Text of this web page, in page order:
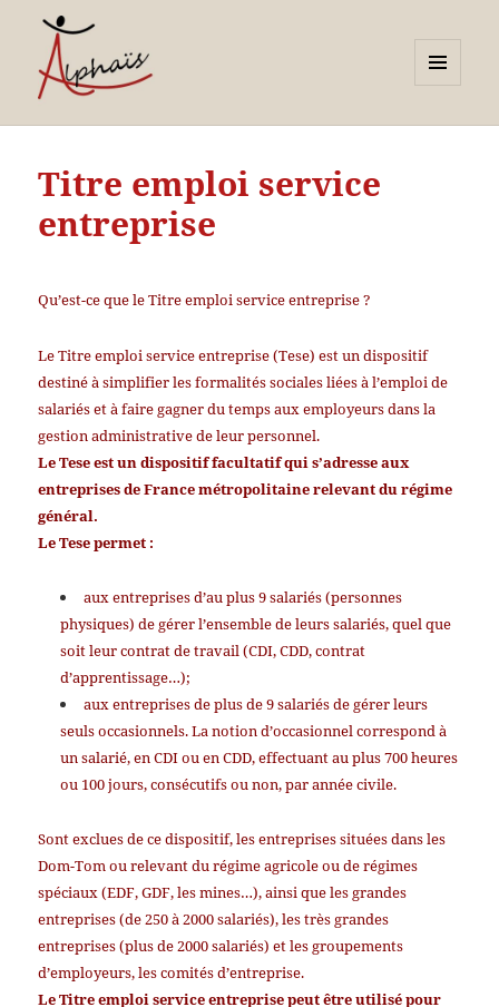
compétences et
orientations adultes et
jeunes
WIDGETS
Titre emploi service
entreprise
Qu’est-ce que le Titre emploi service entreprise ?
Le Titre emploi service entreprise (Tese) est un dispositif
destiné à simplifier les formalités sociales liées à l’emploi de
salariés et à faire gagner du temps aux employeurs dans la
gestion administrative de leur personnel.
Le Tese est un dispositif facultatif qui s’adresse aux
entreprises de France métropolitaine relevant du régime
général.
Le Tese permet :
aux entreprises d’au plus 9 salariés (personnes
physiques) de gérer l’ensemble de leurs salariés, quel que
soit leur contrat de travail (CDI, CDD, contrat
d’apprentissage…);
aux entreprises de plus de 9 salariés de gérer leurs
seuls occasionnels. La notion d’occasionnel correspond à
un salarié, en CDI ou en CDD, effectuant au plus 700 heures
ou 100 jours, consécutifs ou non, par année civile.
Sont exclues de ce dispositif, les entreprises situées dans les
Dom-Tom ou relevant du régime agricole ou de régimes
spéciaux (EDF, GDF, les mines…), ainsi que les grandes
entreprises (de 250 à 2000 salariés), les très grandes
entreprises (plus de 2000 salariés) et les groupements
d’employeurs, les comités d’entreprise.
Le Titre emploi service entreprise peut être utilisé pour